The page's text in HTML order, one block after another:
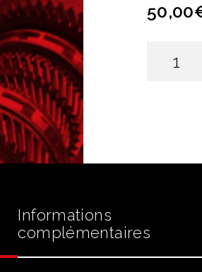
50,00
JOINT
Informations
complémentaires